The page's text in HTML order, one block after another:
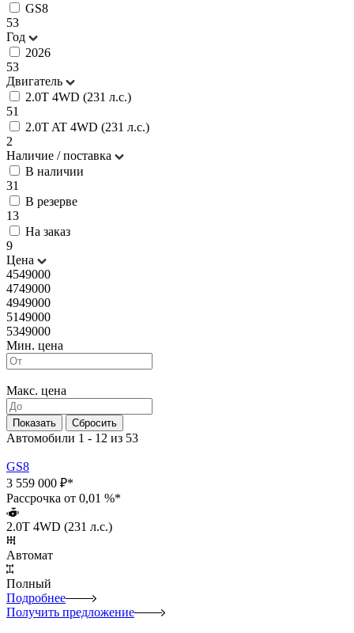
GS8
53
Год
2026
53
Двигатель
2.0T 4WD (231 л.с.)
51
2.0T AT 4WD (231 л.с.)
2
Наличие / поставка
В наличии
31
В резерве
13
На заказ
9
Цена
4549000
4749000
4949000
5149000
5349000
Мин. цена
Макс. цена
Автомобили 1 - 12 из 53
GS8
3 559 000 ₽*
Рассрочка от 0,01 %*
2.0T 4WD (231 л.с.)
Автомат
Полный
Подробнее
Получить предложение